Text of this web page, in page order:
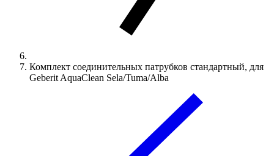
Комплект соединительных патрубков стандартный, для
Geberit AquaClean Sela/Tuma/Alba